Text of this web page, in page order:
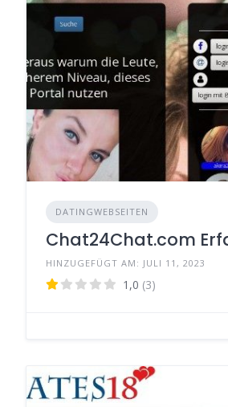
DATINGWEBSEITEN
Chat24Chat.com
HINZUGEFÜGT AM: JULI 11, 2023
1,0 (3)